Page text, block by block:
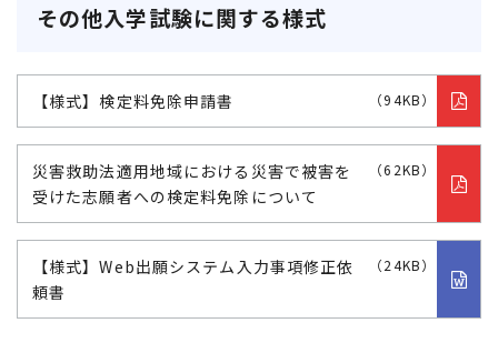
その他入学試験に関する様式
【様式】検定料免除申請書 （94KB）
災害救助法適用地域における災害で被害を
受けた志願者への検定料免除について
（62KB）
【様式】Web出願システム入力事項修正依
頼書
（24KB）